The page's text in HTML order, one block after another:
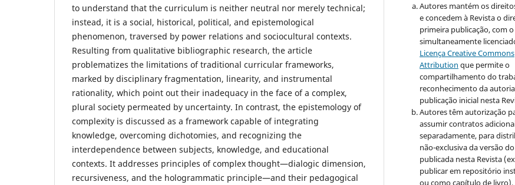
to understand that the curriculum is neither neutral nor merely technical;
instead, it is a social, historical, political, and epistemological
phenomenon, traversed by power relations and sociocultural contexts.
Resulting from qualitative bibliographic research, the article
problematizes the limitations of traditional curricular frameworks,
marked by disciplinary fragmentation, linearity, and instrumental
rationality, which point out their inadequacy in the face of a complex,
plural society permeated by uncertainty. In contrast, the epistemology of
complexity is discussed as a framework capable of integrating
knowledge, overcoming dichotomies, and recognizing the
interdependence between subjects, knowledge, and educational
contexts. It addresses principles of complex thought—dialogic dimension,
recursiveness, and the hologrammatic principle—and their pedagogical
Autores mantém os
e concedem à Revista o
primeira publicação, com
simultaneamente
Licença Creative Commons
Attribution que permite o
compartilhamento do
reconhecimento da
publicação inicial nesta
Autores têm autorização
assumir contratos
separadamente, para
não-exclusiva da versão
publicada nesta Revista
publicar em repositório